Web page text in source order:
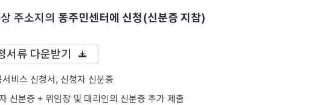
주소지의 동주민센터에 신청(신분증 지참)
류 다운받기
비스 신청서, 신청자 신분증
신분증 + 위임장 및 대리인의 신분증 추가 제출